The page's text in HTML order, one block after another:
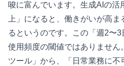
唆に富んでいます。生成AIの活
上」になると、働きがいが高
るというのです。この「週2〜
使用頻度の閾値ではありません
ツール」から、「日常業務に